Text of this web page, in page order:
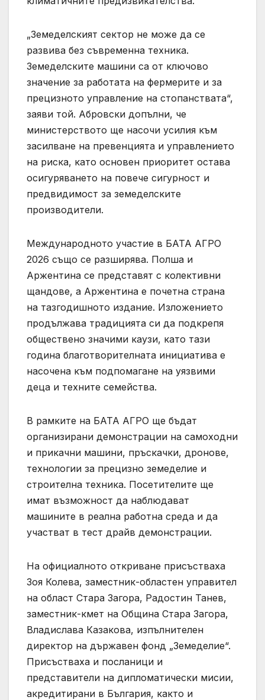
„Земеделският сектор не може да се
развива без съвременна техника.
Земеделските машини са от ключово
значение за работата на фермерите и за
прецизното управление на стопанствата“,
заяви той. Абровски допълни, че
министерството ще насочи усилия към
засилване на превенцията и управлението
на риска, като основен приоритет остава
осигуряването на повече сигурност и
предвидимост за земеделските
производители.
Международното участие в БАТА АГРО
2026 също се разширява. Полша и
Аржентина се представят с колективни
щандове, а Аржентина е почетна страна
на тазгодишното издание. Изложението
продължава традицията си да подкрепя
обществено значими каузи, като тази
година благотворителната инициатива е
насочена към подпомагане на уязвими
деца и техните семейства.
В рамките на БАТА АГРО ще бъдат
организирани демонстрации на самоходни
и прикачни машини, пръскачки, дронове,
технологии за прецизно земеделие и
строителна техника. Посетителите ще
имат възможност да наблюдават
машините в реална работна среда и да
участват в тест драйв демонстрации.
На официалното откриване присъстваха
Зоя Колева, заместник-областен управител
на област Стара Загора, Радостин Танев,
заместник-кмет на Община Стара Загора,
Владислава Казакова, изпълнителен
директор на държавен фонд „Земеделие“.
Присъстваха и посланици и
представители на дипломатически мисии,
акредитирани в България, както и